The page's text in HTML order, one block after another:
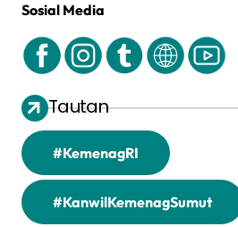
Sosial Media
Tautan
#KemenagRI
#KanwilKemenagSumut